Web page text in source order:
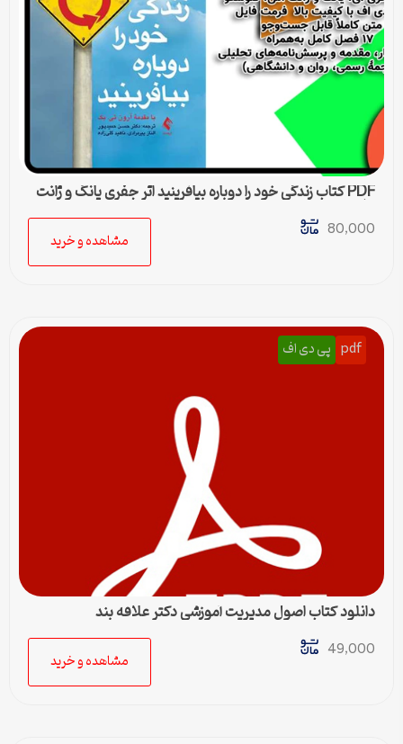
PDF کتاب زندگی خود را دوباره بیافرینید اثر جفری یانگ و ژانت
کلوسکو
80,000
مشاهده و خرید
pdf پی دی اف
دانلود کتاب اصول مدیریت آموزشی دکتر علاقه بند
49,000
مشاهده و خرید